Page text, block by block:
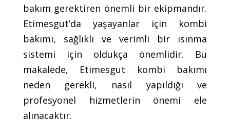
bakım gerektiren önemli bir ekipmandır.
Etimesgut’da yaşayanlar için kombi
bakımı, sağlıklı ve verimli bir ısınma
sistemi için oldukça önemlidir. Bu
makalede, Etimesgut kombi bakımı
neden gerekli, nasıl yapıldığı ve
profesyonel hizmetlerin önemi ele
alınacaktır.